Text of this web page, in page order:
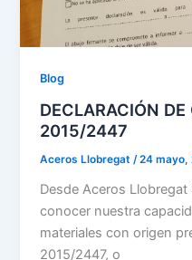
Blog
DECLARACIÓN DE
2015/2447
Aceros Llobregat/24 mayo,
Desde Aceros Llobregat
conocer nuestra
materiales con origen
2015/2447, o